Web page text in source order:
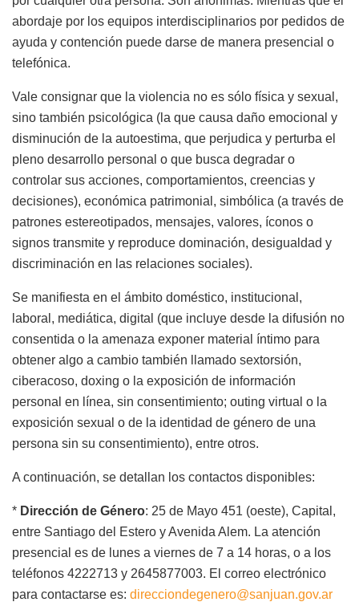
abordaje por los equipos interdisciplinarios por pedidos de
ayuda y contención puede darse de manera presencial o
telefónica.
Vale consignar que la violencia no es sólo física y sexual,
sino también psicológica (la que causa daño emocional y
disminución de la autoestima, que perjudica y perturba el
pleno desarrollo personal o que busca degradar o
controlar sus acciones, comportamientos, creencias y
decisiones), económica patrimonial, simbólica (a través de
patrones estereotipados, mensajes, valores, íconos o
signos transmite y reproduce dominación, desigualdad y
discriminación en las relaciones sociales).
Se manifiesta en el ámbito doméstico, institucional,
laboral, mediática, digital (que incluye desde la difusión no
consentida o la amenaza exponer material íntimo para
obtener algo a cambio también llamado sextorsión,
ciberacoso, doxing o la exposición de información
personal en línea, sin consentimiento; outing virtual o la
exposición sexual o de la identidad de género de una
persona sin su consentimiento), entre otros.
A continuación, se detallan los contactos disponibles:
* Dirección de Género: 25 de Mayo 451 (oeste), Capital,
entre Santiago del Estero y Avenida Alem. La atención
presencial es de lunes a viernes de 7 a 14 horas, o a los
teléfonos 4222713 y 2645877003. El correo electrónico
para contactarse es: direcciondegenero@sanjuan.gov.ar